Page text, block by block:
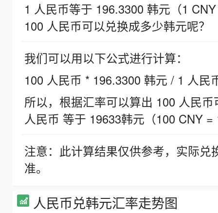
1 人民币等于 196.3300 韩元（1
100 人民币可以兑换成多少韩元呢？
我们可以用以下公式进行计算：
100 人民币 * 196.3300 韩元 / 1 人民
所以，根据汇率可以算出 100 人民
人民币 等于 19633韩元（100 CNY =
注意：此计算结果仅供参考，实际
准。
人民币兑韩元汇率走势图